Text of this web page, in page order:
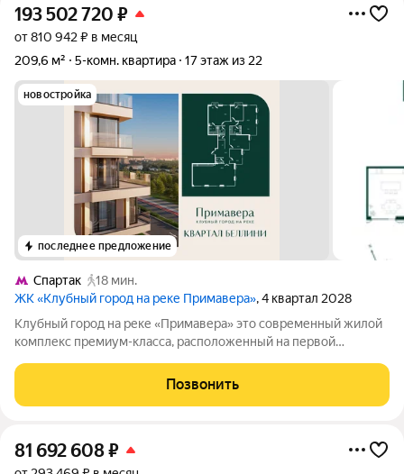
193 502 720 ₽
от 810 942 ₽ в месяц
209,6 м²
5-комн. квартира 17 этаж из 22
новостройка
последнее предложение
Спартак
18 мин.
ЖК «Клубный город на реке Примавера», 4 квартал 2028
Клубный город на реке «Примавера» это современный жилой
комплекс премиум-класса, расположенный на первой
Покровское-Стрешнево. Под панорамными окнами квартир
находится собственный экопарк с
Позвонить
81 692 608₽